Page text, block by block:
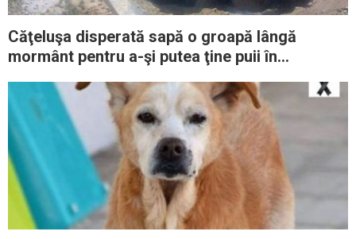
Căţeluşa disperată sapă o groapă lângă
mormânt pentru a-şi putea ţine puii în